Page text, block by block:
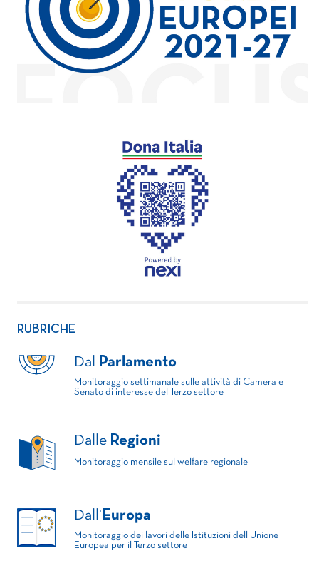
RUBRICHE
Dal Parlamento
Monitoraggio settimanale sulle attività di Camera e
Senato di interesse del Terzo settore
Dalle Regioni
Monitoraggio mensile sul welfare regionale
Dall' Europa
Monitoraggio dei lavori delle Istituzioni dell'Unione
Europea per il Terzo settore